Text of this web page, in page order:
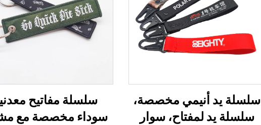
سلسلة يد أنيمي مخصصة،
سلسلة يد لمفتاح، سوار
سلسلة مفاتيح
سوداء مخصصة مع